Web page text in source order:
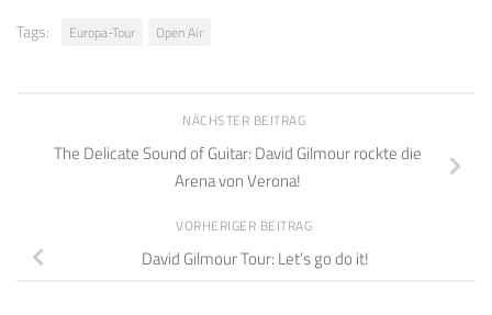
Tags: Europa-Tour Open Air
NÄCHSTER BEITRAG
The Delicate Sound of Guitar: David Gilmour rockte die
Arena von Verona!
VORHERIGER BEITRAG
David Gilmour Tour: Let’s go do it!